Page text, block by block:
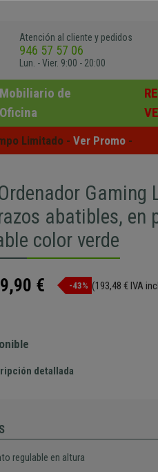
Atención al cliente y pedidos
946 57 57 06
Lun. - Vier. 9:00 - 20:00
Mobiliario de
Oficina
Limitado - Ver Promo -
Gaming
abatibles, en
color verde
€ -43% (193,48 € IVA
detallada
regulable en altura